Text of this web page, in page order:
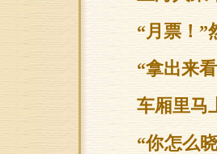
“月票！”
“拿出来
车厢里马
“你怎么